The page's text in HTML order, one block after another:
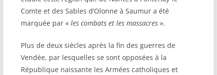
Comte et des Sables d’Olonne à Saumur a été
marquée par « les combats et les massacres».
Plus de deux siècles après la fin des guerres de
Vendée, par lesquelles se sont opposées à la
République naissante les Armées catholiques et